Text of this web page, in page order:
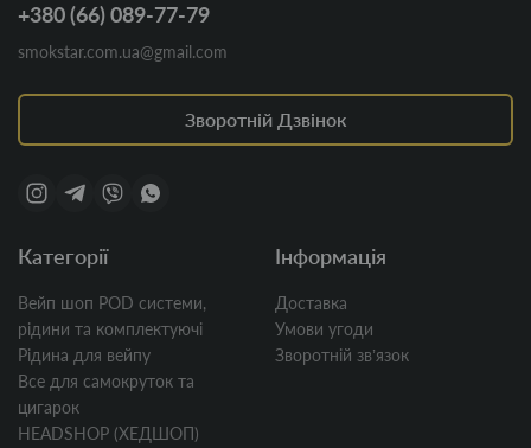
+380 (66) 089-77-79
smokstar.com.ua@gmail.com
Зворотній Дзвінок
Категорії
Вейп шоп POD системи,
рідини та комплектуючі
Рідина для вейпу
Все для самокруток та
цигарок
HEADSHOP (ХЕДШОП)
Інформація
Доставка
Умови угоди
Зворотній звʼязок